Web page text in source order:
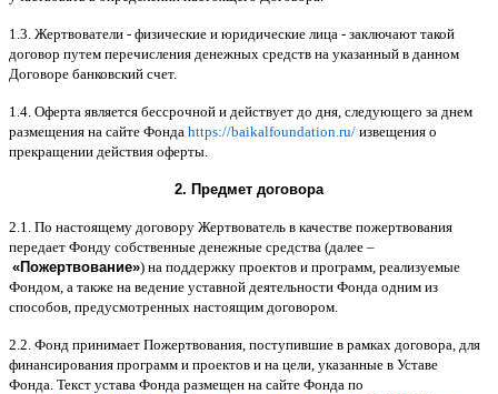
1.3. Жертвователи - физические и юридические лица - заключают такой
договор путем перечисления денежных средств на указанный в данном
Договоре банковский счет.
1.4. Оферта является бессрочной и действует до дня следующего за днем
размещения на сайте Фонда https://baikalfoundation.ru/ извещения о
прекращении действия оферты
2. Предмет договора
2.1. По настоящему договору Жертвователь в качестве пожертвования
передает Фонду собственные денежные средства (далее –
«Пожертвование») на поддержку проектов и программ реализуемые
Фондом а также на ведение уставной деятельности Фонда одним из
способов предусмотренных настоящим договором
2.2. Фонд принимает Пожертвования поступившие в рамках договора для
финансирования программ и проектов и на цели указанные в Уставе
Фонда Текст устава Фонда размещен на сайте Фонда по